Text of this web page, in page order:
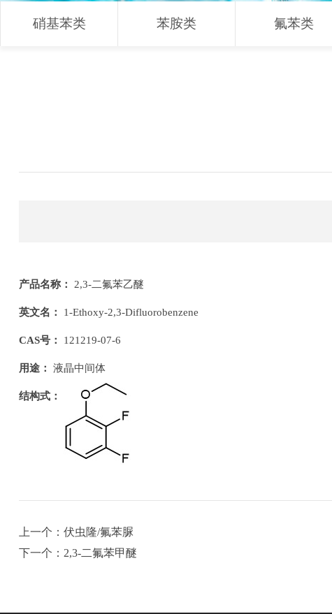
硝基苯类 苯胺类 氟苯类
产品名称： 2,3-二氟苯乙醚
英文名： 1-Ethoxy-2,3-Difluorobenzene
CAS号： 121219-07-6
用途： 液晶中间体
结构式：
上一个：伏虫隆/氟苯脲
下一个：2,3-二氟苯甲醚